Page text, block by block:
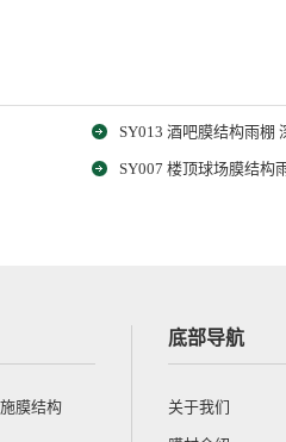
SY013 酒吧膜结构雨棚
SY007 楼顶球场膜结构
膜结构
底部导航
关于我们